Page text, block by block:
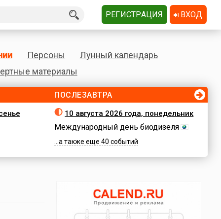
Персоны
Лунный календарь
материалы
ПОСЛЕЗАВТРА
10 августа 2026 года, понедельник
Международный день биодизеля
...а также еще 40 событий
РЕГИСТРАЦИЯ ВХОД